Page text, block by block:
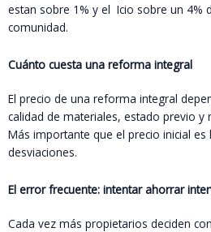
estan sobre 1% y el Icio sobre un 4%
comunidad.
Cuánto cuesta una reforma integral
El precio de una reforma integral
calidad de materiales, estado previo y
Más importante que el precio inicial
desviaciones.
El error frecuente: intentar ahorrar
Cada vez más propietarios deciden